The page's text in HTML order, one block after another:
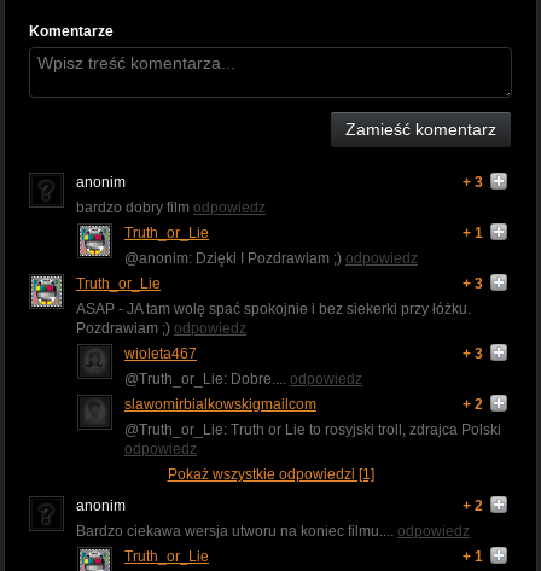
Komentarze
Zamieść komentarz
anonim
+ 3
bardzo dobry film odpowiedz
Truth_or_Lie
+ 1
@anonim: Dzięki I Pozdrawiam ;) odpowiedz
Truth_or_Lie
+ 3
ASAP - JA tam wolę spać spokojnie i bez siekerki przy łóżku.
Pozdrawiam ;) odpowiedz
wioleta467
+ 3
@Truth_or_Lie: Dobre.... odpowiedz
slawomirbialkowskigmailcom
+ 2
@Truth_or_Lie: Truth or Lie to rosyjski troll, zdrajca Polski
odpowiedz
Pokaż wszystkie odpowiedzi [1]
anonim
+ 2
Bardzo ciekawa wersja utworu na koniec filmu.... odpowiedz
Truth_or_Lie
+ 1